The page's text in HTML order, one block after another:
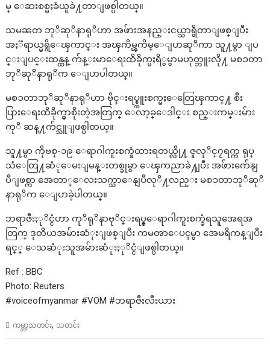
မ္ ေဆးစစ္မႈခံယူခဲ႔တာျဖစ္ပါတယ္။
သမၼတ ဘုိဆုိနာရုိဟာ အဖ်ားအနည္းငယ္သာရွိတာျဖစ္ျပီး
အႏၱရာယ္မရွိေၾကာင္း အၾကိမ္ၾကိမ္ေျပာဆုိကာ သူ႔မွာ ျပ
င္းျပင္းထန္ထန္ က်န္းမာေရးထိခိုက္မႈရိွမွာမဟုတ္ဘူးလို႔ မစၥတာ
ဘုိဆုိနာရုိက ေျပာပါတယ္။
မစၥတာဘုိဆုိနာရုိဟာ ဗိုင္းရပ္စ္ကူးစက္မႈေတြေၾကာင္႔ စီး
ပြားေရးထိခိုက္မွာစိုးတဲ့အတြက္ ေလာ့ခ္ေဒါင္း စည္းကမ္းမ်ား
ကုိ ဆန္႔က်င္သူျဖစ္ပါတယ္။
သူ႔မွာ ကိုဗစ္-၁၉ ေရာဂါကူးစက္ခံထားရတယ္လို႔ ဇူလုိင္၇ရက္က ရုပ္
သံေတြ႔ဆံုေမးျမန္းတစ္ခုမွာ ေၾကညာခဲ႔ျပီး အဖ်ားက်ေနျ
ပီျဖစ္ကာ အေတာ္ေလးသက္သာေနျပီလုိ႔လည္း မစၥတာဘုိဆုိ
နာရုိက ေျပာခဲ့ပါတယ္။
ဘရာဇီးႏုိင္ငံဟာ ကုိရုိနာဗုိင္းရပ္စ္ေရာဂါကူးစက္ခံရသူအေရအ
တြက္ ဒုတိယအမ်ားဆံုးျဖစ္ျပီး ကမၻာေပၚမွာ အေမရိကန္ျပီး
ရင္္ ေသဆံုးသူအမ်ားဆံုးႏုိင္ငံျဖစ္ပါတယ္။
Ref : BBC
Photo: Reuters
#voiceofmyanmar #VOM #ဘရာဇီးလီးယား
ကမ္ဘာ့သတင်း, သတင်း